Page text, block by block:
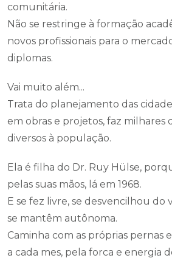
comunitária.
Não se restringe à formação
novos profissionais para o
diplomas.
Vai muito além...
Trata do planejamento das
em obras e projetos, faz milhares
diversos à população.
Ela é filha do Dr. Ruy Hülse,
pelas suas mãos, lá em 1968.
E se fez livre, se desvencilhou do
se mantêm autônoma.
Caminha com as próprias pernas
a cada mes, pela forca e energia